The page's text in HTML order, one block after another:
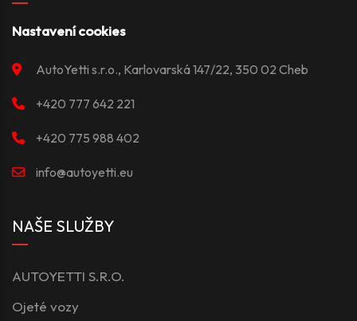
Nastavení cookies
AutoYetti s.r.o., Karlovarská 147/22, 350 02 Cheb
+420 777 642 221
+420 775 988 402
info@autoyetti.eu
NAŠE SLUŽBY
AUTOYETTI S.R.O.
Ojeté vozy